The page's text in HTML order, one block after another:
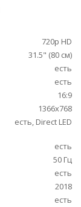
720p HD
31.5" (80 см)
есть
есть
16:9
1366x768
есть, Direct LED
есть
50 Гц
есть
2018
есть